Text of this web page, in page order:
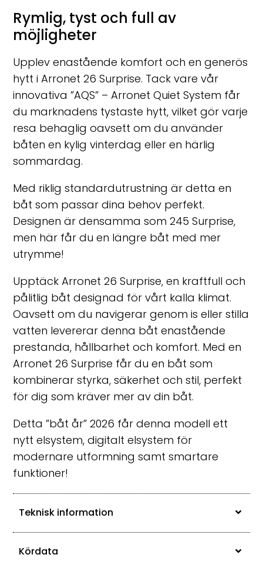
Rymlig, tyst och full av
möjligheter
Upplev enastående komfort och en generös
hytt i Arronet 26 Surprise. Tack vare vår
innovativa ”AQS” – Arronet Quiet System får
du marknadens tystaste hytt, vilket gör varje
resa behaglig oavsett om du använder
båten en kylig vinterdag eller en härlig
sommardag.
Med riklig standardutrustning är detta en
båt som passar dina behov perfekt.
Designen är densamma som 245 Surprise,
men här får du en längre båt med mer
utrymme!
Upptäck Arronet 26 Surprise, en kraftfull och
pålitlig båt designad för vårt kalla klimat.
Oavsett om du navigerar genom is eller stilla
vatten levererar denna båt enastående
prestanda, hållbarhet och komfort. Med en
Arronet 26 Surprise får du en båt som
kombinerar styrka, säkerhet och stil, perfekt
för dig som kräver mer av din båt.
Detta ”båt år” 2026 får denna modell ett
nytt elsystem, digitalt elsystem för
modernare utformning samt smartare
funktioner!
Teknisk information
Kördata